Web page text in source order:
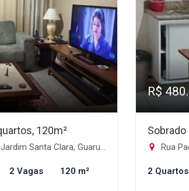
120m²
Santa Clara, Guarulhos-SP
2 Vagas 120 m²
R$
Sobrado
Rua
2 Quartos